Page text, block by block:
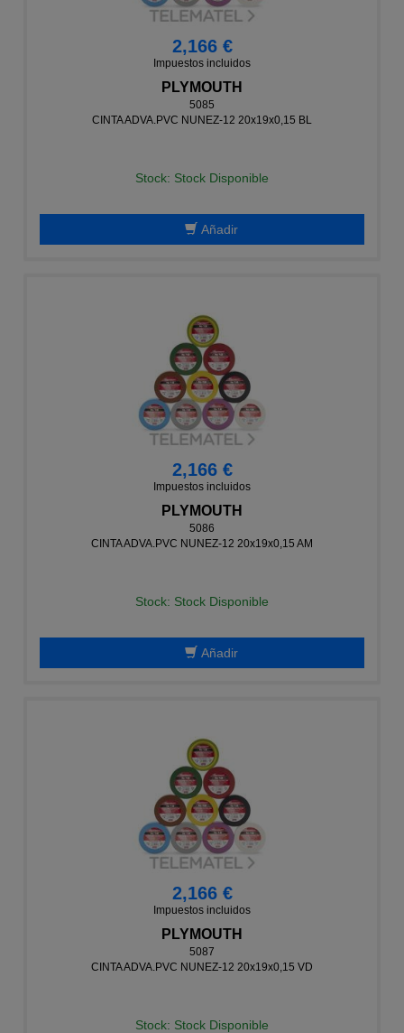
2,166 €
Impuestos incluidos
PLYMOUTH
5085
CINTA ADVA.PVC NUNEZ-12 20x19x0,15 BL
Stock: Stock Disponible
Añadir
2,166 €
Impuestos incluidos
PLYMOUTH
5086
CINTA ADVA.PVC NUNEZ-12 20x19x0,15 AM
Stock: Stock Disponible
Añadir
2,166 €
Impuestos incluidos
PLYMOUTH
5087
CINTA ADVA.PVC NUNEZ-12 20x19x0,15 VD
Stock: Stock Disponible